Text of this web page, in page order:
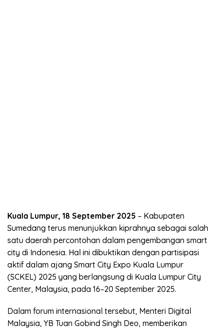
Kuala Lumpur, 18 September 2025 – Kabupaten
Sumedang terus menunjukkan kiprahnya sebagai salah
satu daerah percontohan dalam pengembangan smart
city di Indonesia. Hal ini dibuktikan dengan partisipasi
aktif dalam ajang Smart City Expo Kuala Lumpur
(SCKEL) 2025 yang berlangsung di Kuala Lumpur City
Center, Malaysia, pada 16–20 September 2025.
Dalam forum internasional tersebut, Menteri Digital
Malaysia, YB Tuan Gobind Singh Deo, memberikan